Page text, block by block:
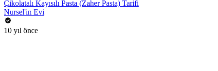
Çikolatalı Kayısılı Pasta (Zaher Pasta) Tarifi
Nursel'in Evi
10 yıl önce